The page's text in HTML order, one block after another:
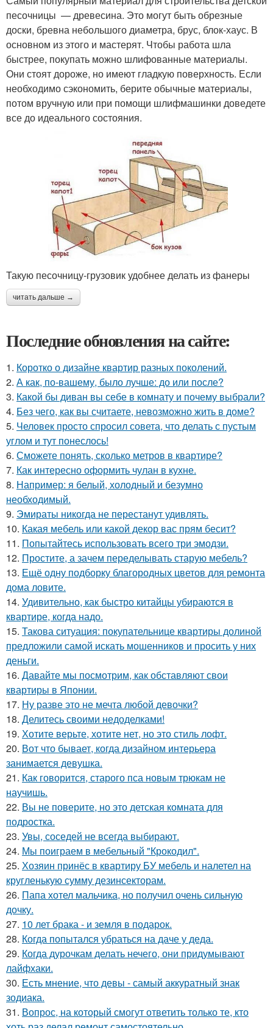
песочницы — древесина. Это могут быть обрезные
доски, бревна небольшого диаметра, брус, блок-хаус. В
основном из этого и мастерят. Чтобы работа шла
быстрее, покупать можно шлифованные материалы.
Они стоят дороже, но имеют гладкую поверхность. Если
необходимо сэкономить, берите обычные материалы,
потом вручную или при помощи шлифмашинки доведете
все до идеального состояния.
Такую песочницу-грузовик удобнее делать из фанеры
читать дальше →
Последние обновления на сайте:
1. Коротко о дизайне квартир разных поколений.
2. А как, по-вашему, было лучше: до или после?
3. Какой бы диван вы себе в комнату и почему выбрали?
4. Без чего, как вы считаете, невозможно жить в доме?
5. Человек просто спросил совета, что делать с пустым
углом и тут понеслось!
6. Сможете понять, сколько метров в квартире?
7. Как интересно оформить чулан в кухне.
8. Например: я белый, холодный и безумно
необходимый.
9. Эмираты никогда не перестанут удивлять.
10. Какая мебель или какой декор вас прям бесит?
11. Попытайтесь использовать всего три эмодзи.
12. Простите, а зачем переделывать старую мебель?
13. Ещё одну подборку благородных цветов для ремонта
дома ловите.
14. Удивительно, как быстро китайцы убираются в
квартире, когда надо.
15. Такова ситуация: покупательнице квартиры долиной
предложили самой искать мошенников и просить у них
деньги.
16. Давайте мы посмотрим, как обставляют свои
квартиры в Японии.
17. Ну разве это не мечта любой девочки?
18. Делитесь своими недоделками!
19. Хотите верьте, хотите нет, но это стиль лофт.
20. Вот что бывает, когда дизайном интерьера
занимается девушка.
21. Как говорится, старого пса новым трюкам не
научишь.
22. Вы не поверите, но это детская комната для
подростка.
23. Увы, соседей не всегда выбирают.
24. Мы поиграем в мебельный "Крокодил".
25. Хозяин принёс в квартиру БУ мебель и налетел на
кругленькую сумму дезинсекторам.
26. Папа хотел мальчика, но получил очень сильную
дочку.
27. 10 лет брака - и земля в подарок.
28. Когда попытался убраться на даче у деда.
29. Когда дурочкам делать нечего, они придумывают
лайфхаки.
30. Есть мнение, что девы - самый аккуратный знак
зодиака.
31. Вопрос, на который смогут ответить только те, кто